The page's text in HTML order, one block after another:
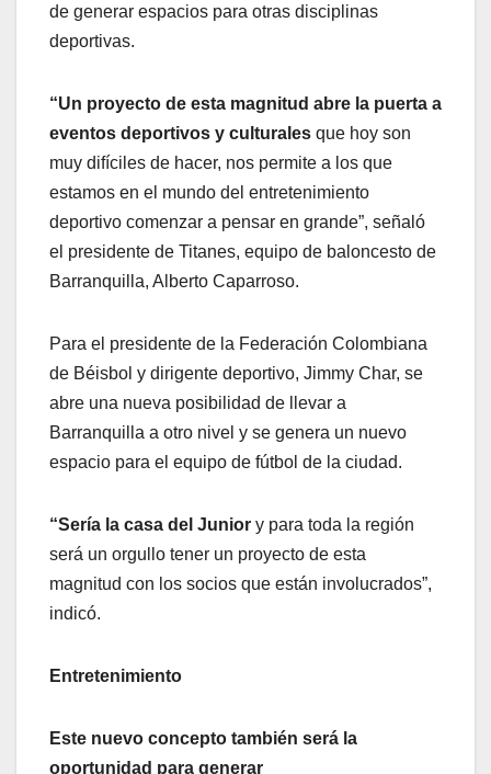
de generar espacios para otras disciplinas
deportivas.
“Un proyecto de esta magnitud abre la puerta a
eventos deportivos y culturales que hoy son
muy difíciles de hacer, nos permite a los que
estamos en el mundo del entretenimiento
deportivo comenzar a pensar en grande”, señaló
el presidente de Titanes, equipo de baloncesto de
Barranquilla, Alberto Caparroso.
Para el presidente de la Federación Colombiana
de Béisbol y dirigente deportivo, Jimmy Char, se
abre una nueva posibilidad de llevar a
Barranquilla a otro nivel y se genera un nuevo
espacio para el equipo de fútbol de la ciudad.
“Sería la casa del Junior y para toda la región
será un orgullo tener un proyecto de esta
magnitud con los socios que están involucrados”,
indicó.
Entretenimiento
Este nuevo concepto también será la
oportunidad para generar